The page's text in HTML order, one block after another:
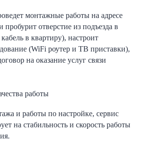
монтажные работы на адресе
пробурит отверстие из подъезда в
в квартиру), настроит
(WiFi роутер и ТВ приставки),
на оказание услуг связи
работы
и работы по настройке, сервис
на стабильность и скорость работы